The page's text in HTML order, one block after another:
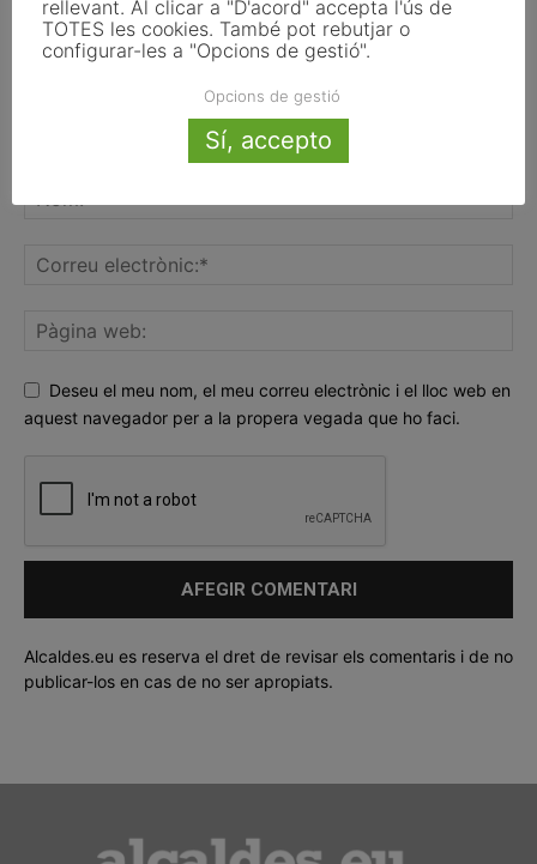
Deseu el meu nom, el meu correu electrònic i el lloc web en
aquest navegador per a la propera vegada que ho faci.
Alcaldes.eu es reserva el dret de revisar els comentaris i de no
publicar-los en cas de no ser apropiats.
rellevant. Al clicar a "D'acord" accepta l'ús de
TOTES les cookies. També pot rebutjar o
configurar-les a "Opcions de gestió".
Opcions de gestió
Sí, accepto